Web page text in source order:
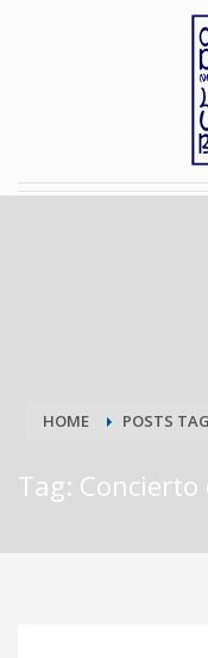
HOME POSTS
Tag: Concierto